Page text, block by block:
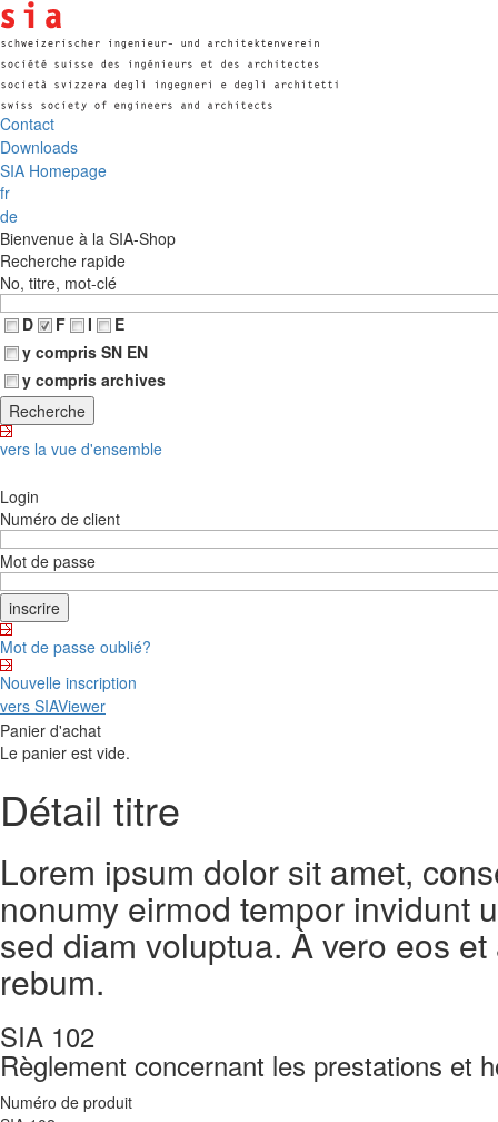
Contact
Downloads
SIA Homepage
fr
de
Bienvenue à la SIA-Shop
Recherche rapide
No, titre, mot-clé
D
F I
E
y compris SN EN
y compris archives
vers la vue d'ensemble
Login
Numéro de client
Mot de passe
Mot de passe oublié?
Nouvelle inscription
vers SIAViewer
Panier d'achat
Le panier est vide.
Détail titre
Lorem ipsum dolor sit amet,
nonumy eirmod tempor invidunt
sed diam voluptua. À vero eos
rebum.
SIA 102
Règlement concernant les prestations et
Numéro de produit